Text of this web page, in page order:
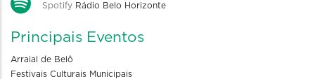
Spotify Rádio Belo Horizonte
Principais Eventos
Arraial de Belô
Festivais Culturais Municipais